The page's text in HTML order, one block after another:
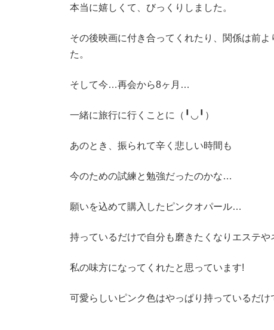
本当に嬉しくて、びっくりしました。
その後映画に付き合ってくれたり、関係は前
た。
そして今…再会から8ヶ月…
一緒に旅行に行くことに（╹◡╹）
あのとき、振られて辛く悲しい時間も
今のための試練と勉強だったのかな…
願いを込めて購入したピンクオパール…
持っているだけで自分も磨きたくなりエステや
私の味方になってくれたと思っています!
可愛らしいピンク色はやっぱり持っているだ